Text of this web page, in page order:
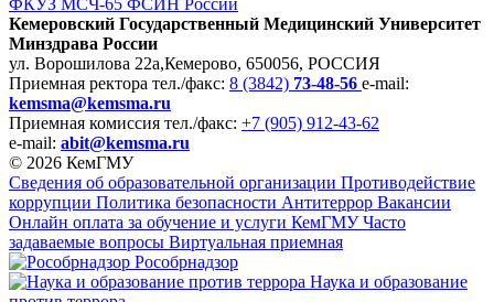
Кемеровский Государственный Медицинский Университет
Минздрава России
ул. Ворошилова 22а,Кемерово, 650056, РОССИЯ
Приемная ректора тел./факс: 8 (3842) 73-48-56 e-mail:
kemsma@kemsma.ru
Приемная комиссия тел./факс: +7 (905) 912-43-62
e-mail: abit@kemsma.ru
© 2026 КемГМУ
Сведения об образовательной организации Противодействие
коррупции Политика безопасности Антитеррор Вакансии
Онлайн оплата за обучение и услуги КемГМУ Часто
задаваемые вопросы Виртуальная приемная
Рособрнадзор
Наука и образование